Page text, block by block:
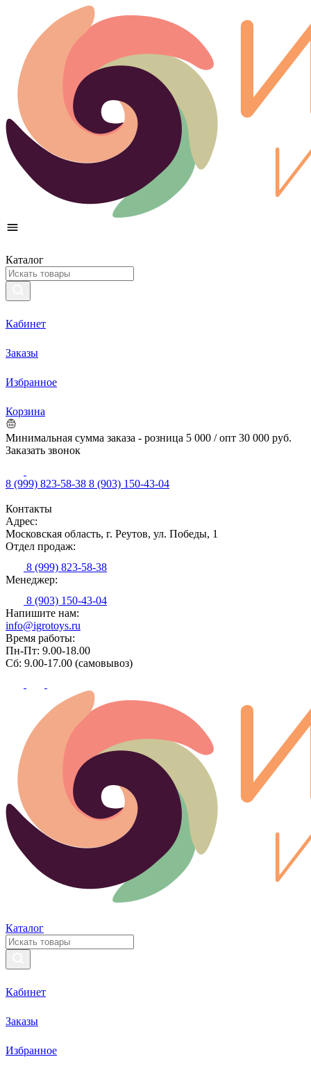
Каталог
Кабинет
Заказы
Избранное
Корзина
Минимальная сумма заказа - розница 5 000 / опт 30 000 руб.
Заказать звонок
8 (999) 823-58-38 8 (903) 150-43-04
Контакты
Адрес:
Московская область, г. Реутов, ул. Победы, 1
Отдел продаж:
8 (999) 823-58-38
Менеджер:
8 (903) 150-43-04
Напишите нам:
info@igrotoys.ru
Время работы:
Пн-Пт: 9.00-18.00
Сб: 9.00-17.00 (самовывоз)
Каталог
Кабинет
Заказы
Избранное